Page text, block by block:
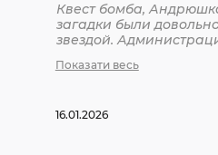
Квест бомба,
загадки были
звездой.
Показати весь
16.01.2026